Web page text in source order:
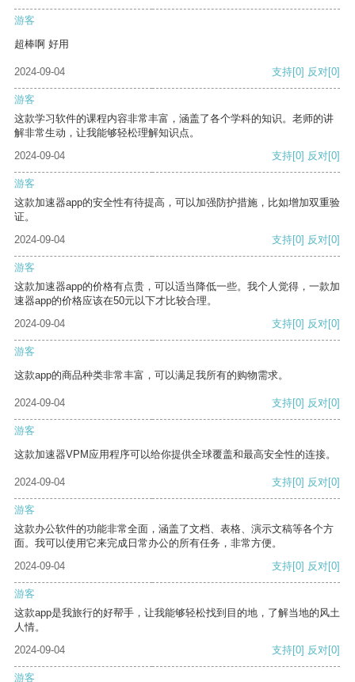
游客
超棒啊 好用
2024-09-04 支持[0] 反对[0]
游客
这款学习软件的课程内容非常丰富，涵盖了各个学科的知识。老师的讲
解非常生动，让我能够轻松理解知识点。
2024-09-04
支持[0] 反对[0]
游客
这款加速器app的安全性有待提高，可以加强防护措施，比如增加双重验
证。
2024-09-04
支持[0] 反对[0]
游客
这款加速器app的价格有点贵，可以适当降低一些。我个人觉得，一款加
速器app的价格应该在50元以下才比较合理。
2024-09-04
支持[0] 反对[0]
游客
这款app的商品种类非常丰富，可以满足我所有的购物需求。
2024-09-04 支持[0] 反对[0]
游客
这款加速器VPM应用程序可以给你提供全球覆盖和最高安全性的连接。
2024-09-04 支持[0] 反对[0]
游客
这款办公软件的功能非常全面，涵盖了文档、表格、演示文稿等各个方
面。我可以使用它来完成日常办公的所有任务，非常方便。
2024-09-04
支持[0] 反对[0]
游客
这款app是我旅行的好帮手，让我能够轻松找到目的地，了解当地的风土
人情。
2024-09-04
支持[0] 反对[0]
游客